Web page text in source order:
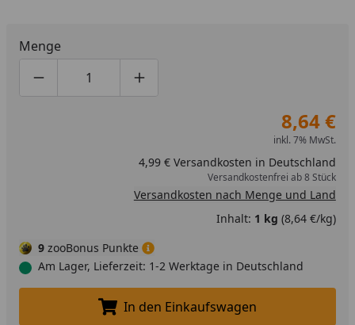
Menge
Produktmenge um eins verringern
Produktmenge manuell eingeben
Produktmenge um eins erhöhen
8,64 €
inkl. 7% MwSt.
4,99 € Versandkosten in Deutschland
Versandkostenfrei ab 8 Stück
Versandkosten nach Menge und Land
Inhalt: 1 kg (8,64 €/kg)
9 zooBonus Punkte
Am Lager, Lieferzeit: 1-2 Werktage in Deutschland
In den Einkaufswagen legen
In den Einkaufswagen